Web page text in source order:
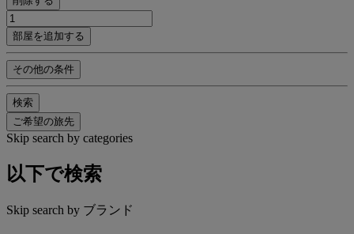
部屋を追加する
その他の条件
検索
ご希望の旅先
Skip search by categories
以下で検索
Skip search by ブランド